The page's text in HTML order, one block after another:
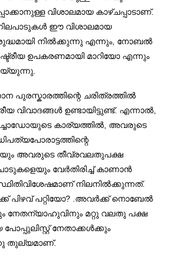
വിശാലമായ കാഴ്ചപ്പാടാണ്.
ഈ വിശാലമായ
നിൽക്കുന്നു എന്നും, നോബൽ
ഉപകരണമായി മാറിയോ എന്നും
പുരസ്കാരത്തിന്റെ ചരിത്രത്തിൽ
വിവാദങ്ങൾ ഉണ്ടായിട്ടുണ്ട്. എന്നാൽ,
കാര്യത്തിൽ, അവരുടെ
അവരുടെ തീവ്രവലതുപക്ഷ
വേർതിരിച്ച് കാണാൻ
നിലനിൽക്കുന്നത്.
പിഴവ് പറ്റിയോ? .അവർക്ക് നൊബേൽ
നേതന്യാഹുവിനും മറ്റു വലതു പക്ഷ
പോപ്പുലിസ്റ്റ് നേതാക്കൾക്കും
തുല്യമാണ്‌.